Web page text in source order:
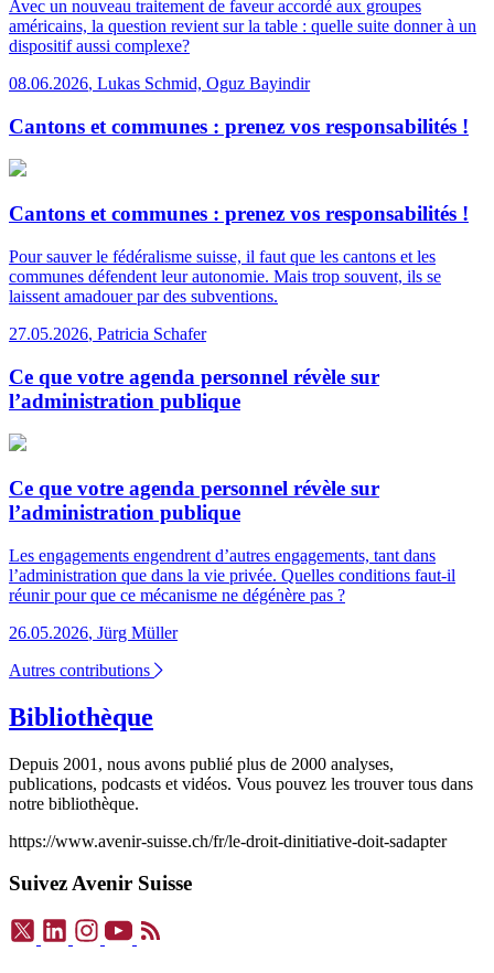
Avec un nouveau traitement de faveur accordé aux groupes
américains, la question revient sur la table : quelle suite donner à un
dispositif aussi complexe?
08.06.2026, Lukas Schmid, Oguz Bayindir
Cantons et communes : prenez vos responsabilités !
Cantons et communes : prenez vos responsabilités !
Pour sauver le fédéralisme suisse, il faut que les cantons et les
communes défendent leur autonomie. Mais trop souvent, ils se
laissent amadouer par des subventions.
27.05.2026, Patricia Schafer
Ce que votre agenda personnel révèle sur
l’administration publique
Ce que votre agenda personnel révèle sur
l’administration publique
Les engagements engendrent d’autres engagements, tant dans
l’administration que dans la vie privée. Quelles conditions faut-il
réunir pour que ce mécanisme ne dégénère pas ?
26.05.2026, Jürg Müller
Autres contributions
Bibliothèque
Depuis 2001, nous avons publié plus de 2000 analyses,
publications, podcasts et vidéos. Vous pouvez les trouver tous dans
notre bibliothèque.
https://www.avenir-suisse.ch/fr/le-droit-dinitiative-doit-sadapter
Suivez Avenir Suisse